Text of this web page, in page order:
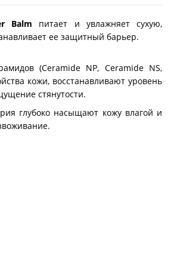
Balm питает и увлажняет сухую,
ее защитный барьер.
(Ceramide NP, Ceramide NS,
кожи, восстанавливают уровень
стянутости.
глубоко насыщают кожу влагой и